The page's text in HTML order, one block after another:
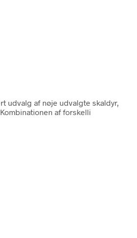
udvalg af nøje udvalgte skaldyr,
af forskelli